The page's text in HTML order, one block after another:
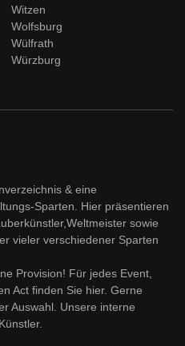
Witzen
Wolfsburg
Wülfrath
Würzburg
& eine
Sparten. Hier präsentieren
sowie
vieler verschiedener Sparten
Provision! Für jedes Event,
Act finden Sie hier. Gerne
Auswahl. Unsere interne